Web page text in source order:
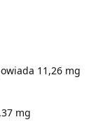
11,26 mg
mg